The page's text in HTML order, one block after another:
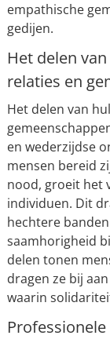
empathische
gedijen.
Het delen
relaties en
Het delen van
en wederzijdse
mensen bereid
nood, groeit het
individuen. Dit
hechtere
saamhorigheid
delen tonen
dragen ze bij
waarin